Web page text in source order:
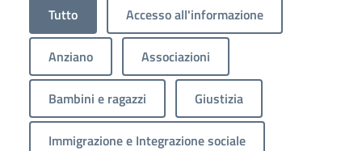
Tutto Accesso all'informazione
Anziano Associazioni
Bambini e ragazzi Giustizia
Immigrazione e Integrazione sociale